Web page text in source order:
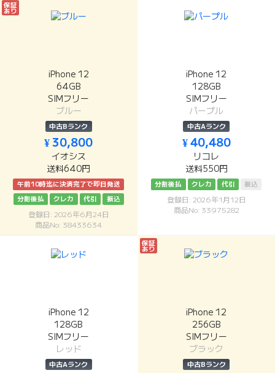
保証
あり
iPhone 12
64GB
SIMフリー
ブルー
中古Bランク
¥ 30,800
イオシス
送料640円
午前10時迄に決済完了で即日発送
分割後払
クレカ 代引 振込
登録日: 2026年6月24日
商品No: 38433634
iPhone 12
128GB
SIMフリー
パープル
中古Aランク
¥ 40,480
リコレ
送料550円
分割後払 クレカ 代引 振込
登録日: 2026年1月12日
商品No: 33975282
iPhone 12
128GB
SIMフリー
レッド
中古Aランク
保証
あり
iPhone 12
256GB
SIMフリー
ブラック
中古Bランク